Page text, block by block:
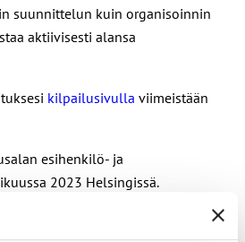
suunnittelun kuin organisoinnin
aktiivisesti alansa
kilpailusivulla viimeistään
esihenkilö- ja
2023 Helsingissä.